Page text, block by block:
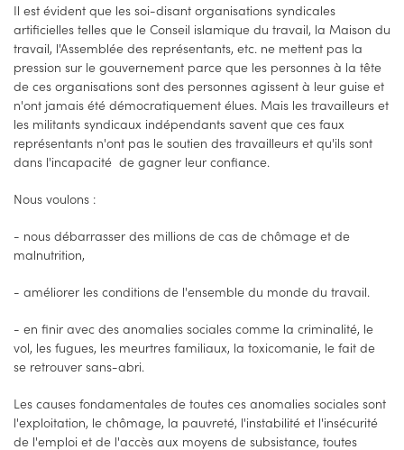
Il est évident que les soi-disant organisations syndicales
artificielles telles que le Conseil islamique du travail, la Maison du
travail, l'Assemblée des représentants, etc. ne mettent pas la
pression sur le gouvernement parce que les personnes à la tête
de ces organisations sont des personnes agissent à leur guise et
n'ont jamais été démocratiquement élues. Mais les travailleurs et
les militants syndicaux indépendants savent que ces faux
représentants n'ont pas le soutien des travailleurs et qu'ils sont
dans l'incapacité de gagner leur confiance.
Nous voulons :
- nous débarrasser des millions de cas de chômage et de
malnutrition,
- améliorer les conditions de l'ensemble du monde du travail.
- en finir avec des anomalies sociales comme la criminalité, le
vol, les fugues, les meurtres familiaux, la toxicomanie, le fait de
se retrouver sans-abri.
Les causes fondamentales de toutes ces anomalies sociales sont
l'exploitation, le chômage, la pauvreté, l'instabilité et l'insécurité
de l'emploi et de l'accès aux moyens de subsistance, toutes